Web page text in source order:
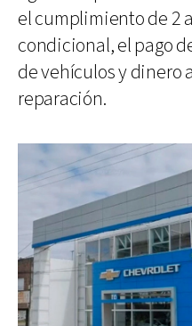
el cumplimiento de 2
condicional, el pago
de vehículos y dinero
reparación.